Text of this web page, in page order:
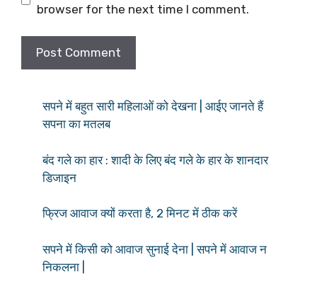
browser for the next time I comment.
सपने में बहुत सारी महिलाओं को देखना | आईए जानते हैं
सपना का मतलब
बंद गले का हार : शादी के लिए बंद गले के हार के शानदार
डिजाइन
फ्रिज आवाज क्यों करता है, 2 मिनट में ठीक करें
सपने में किसी को आवाज सुनाई देना | सपने में आवाज न
निकलना |